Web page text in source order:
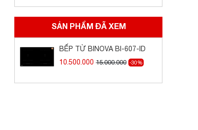
SẢN PHẨM ĐÃ XEM
BẾP TỪ BINOVA BI-607-ID
10.500.000 15.000.000 -30%